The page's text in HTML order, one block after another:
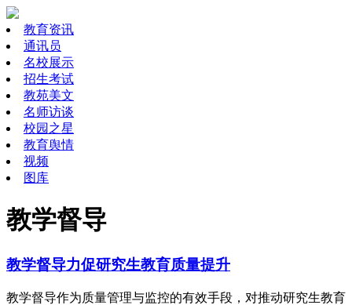
教育资讯
通讯员
名校展示
招生考试
教苑美文
名师访谈
校园之星
教育舆情
视频
图库
教学督导
教学督导力促研究生教育质量提升
教学督导作为质量管理与监控的有效手段，对推动研究生教育